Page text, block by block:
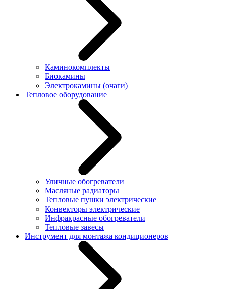
Каминокомплекты
Биокамины
Электрокамины (очаги)
Тепловое оборудование
Уличные обогреватели
Масляные радиаторы
Тепловые пушки электрические
Конвекторы электрические
Инфракрасные обогреватели
Тепловые завесы
Инструмент для монтажа кондиционеров